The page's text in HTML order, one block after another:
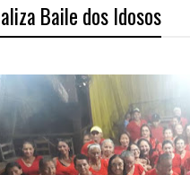
Baile dos Idosos